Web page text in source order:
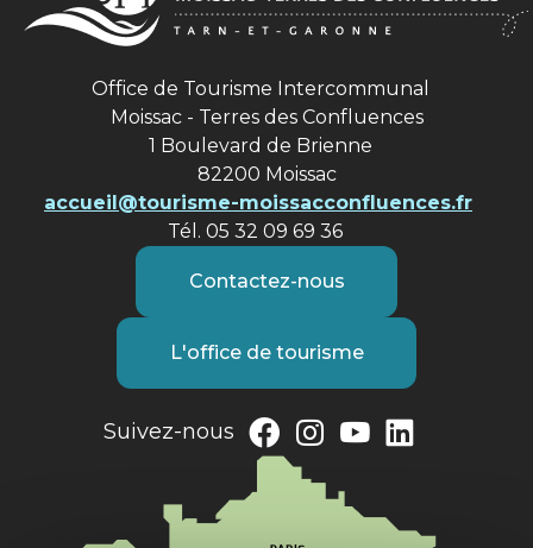
Office de Tourisme Intercommunal
Moissac - Terres des Confluences
1 Boulevard de Brienne
82200 Moissac
accueil@tourisme-moissacconfluences.fr
Tél. 05 32 09 69 36
Contactez-nous
L'office de tourisme
Suivez-nous